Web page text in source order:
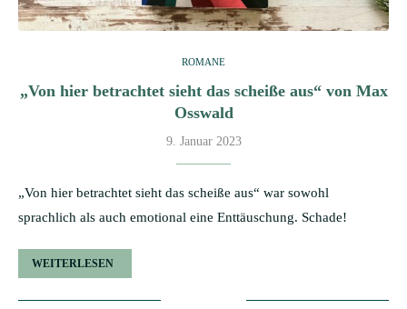
ROMANE
„Von hier betrachtet sieht das scheiße aus“ von Max
Osswald
9. Januar 2023
„Von hier betrachtet sieht das scheiße aus“ war sowohl
sprachlich als auch emotional eine Enttäuschung. Schade!
WEITERLESEN